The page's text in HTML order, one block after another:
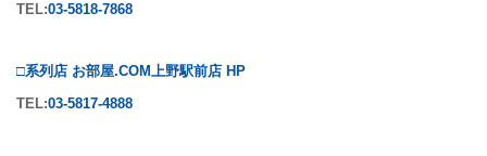
TEL:03-5818-7868
□系列店 お部屋.COM上野駅前店 HP
TEL:03-5817-4888